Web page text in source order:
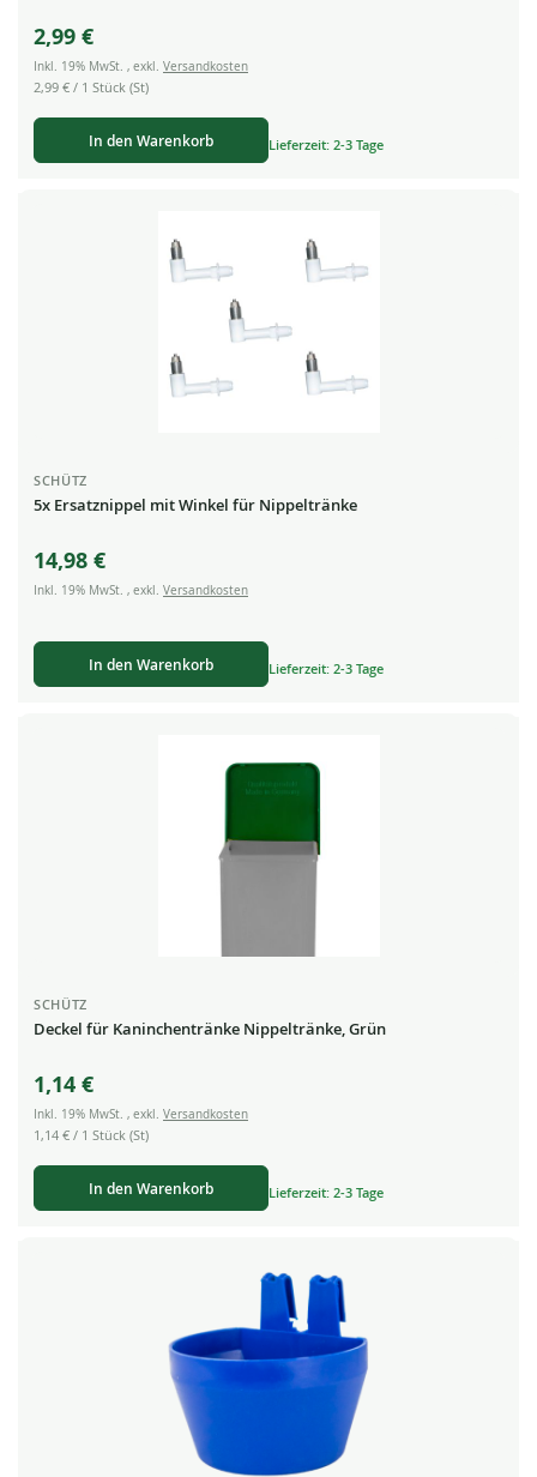
2,99 €
Inkl. 19% MwSt. , exkl. Versandkosten
2,99 € / 1 Stück (St)
In den Warenkorb Lieferzeit: 2-3 Tage
SCHÜTZ
5x Ersatznippel mit Winkel für Nippeltränke
14,98 €
Inkl. 19% MwSt. , exkl. Versandkosten
In den Warenkorb Lieferzeit: 2-3 Tage
SCHÜTZ
Deckel für Kaninchentränke Nippeltränke, Grün
1,14 €
Inkl. 19% MwSt. , exkl. Versandkosten
1,14 € / 1 Stück (St)
In den Warenkorb Lieferzeit: 2-3 Tage